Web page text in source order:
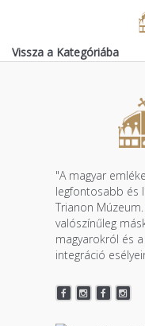
Vissza a Kategóriába
"A magyar
legfontosabb és
Trianon
valószínűleg
magyarokról és
integráció